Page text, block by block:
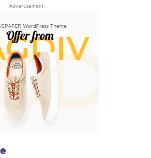
- Advertisement -